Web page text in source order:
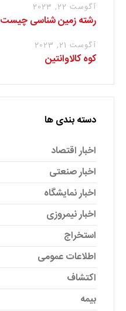
آگوست 22, 2023
رشته زمین شناسی چیست
آگوست 21, 2023
کوه کالاوانتین
دسته بندی ها
اخبار اقتصاد
اخبار صنعتی
اخبار نمایشگاه
اخبار نیمروزی
استخراج
اطلاعات عمومی
اکتشاف
بیمه